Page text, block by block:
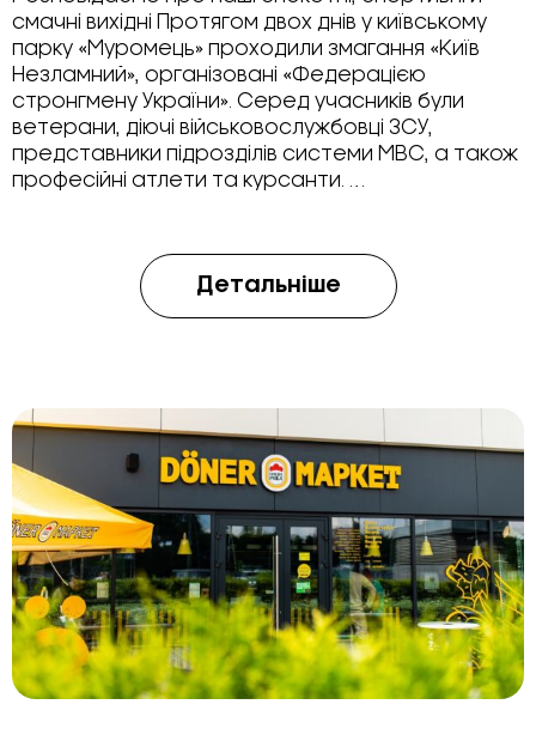
смачні вихідні Протягом двох днів у київському
парку «Муромець» проходили змагання «Київ
Незламний», організовані «Федерацією
стронгмену України». Серед учасників були
ветерани, діючі військовослужбовці ЗСУ,
представники підрозділів системи МВС, а також
професійні атлети та курсанти. …
Детальніше